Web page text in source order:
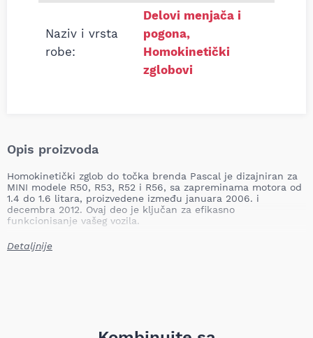
Naziv i vrsta
robe:
Delovi menjača i
pogona,
Homokinetički
zglobovi
Opis proizvoda
Homokinetički zglob do točka brenda Pascal je dizajniran za
MINI modele R50, R53, R52 i R56, sa zapreminama motora od
1.4 do 1.6 litara, proizvedene između januara 2006. i
decembra 2012. Ovaj deo je ključan za efikasno
funkcionisanje vašeg vozila.
Ovaj zglob igra vitalnu ulogu u sistemu pogona,
omogućavajući prenos obrtnog momenta sa menjača na
što osigurava dugotrajan rad i pouzdanost. Zamena
Detaljnije